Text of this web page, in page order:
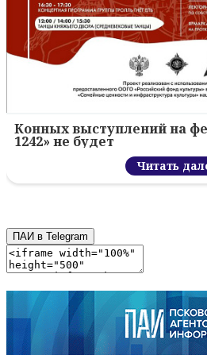
Конных выступлений на
1242» не будет
Читать
ПАИ в Telegram